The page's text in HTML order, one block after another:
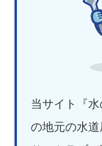
当サイト『
の地元の水